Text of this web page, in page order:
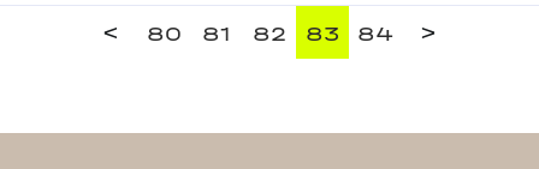
< 80 81 82 83 84 >